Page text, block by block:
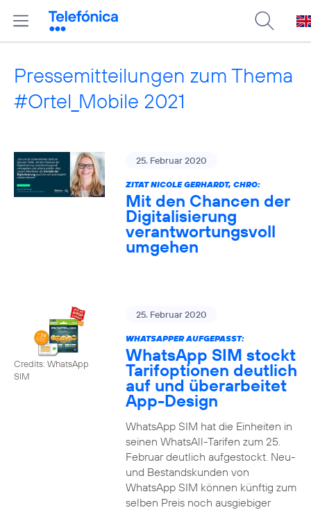
Pressemitteilungen zum Thema
#Ortel_Mobile 2021
25. Februar 2020
ZITAT NICOLE GERHARDT, CHRO:
Mit den Chancen der
Digitalisierung
verantwortungsvoll
umgehen
Credits: WhatsApp
SIM
25. Februar 2020
WHATSAPPER AUFGEPASST:
WhatsApp SIM stockt
Tarifoptionen deutlich
auf und überarbeitet
App-Design
WhatsApp SIM hat die Einheiten in
seinen WhatsAll-Tarifen zum 25.
Februar deutlich aufgestockt. Neu-
und Bestandskunden von
WhatsApp SIM können künftig zum
selben Preis noch ausgiebiger